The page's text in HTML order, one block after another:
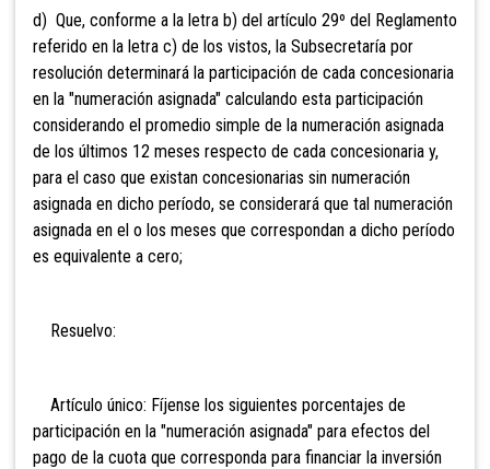
d) Que, conforme a la letra b) del artículo 29º del Reglamento
referido en la letra c) de los vistos, la Subsecretaría por
resolución determinará la participación de cada concesionaria
en la "numeración asignada" calculando esta participación
considerando el promedio simple de la numeración asignada
de los últimos 12 meses respecto de cada concesionaria y,
para el caso que existan concesionarias sin numeración
asignada en dicho período, se considerará que tal numeración
asignada en el o los meses que correspondan a dicho período
es equivalente a cero;
Resuelvo:
Artículo único: Fíjense los siguientes porcentajes de
participación en la "numeración asignada" para efectos del
pago de la cuota que corresponda para financiar la inversión